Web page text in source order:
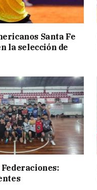
Santa Fe
la selección de